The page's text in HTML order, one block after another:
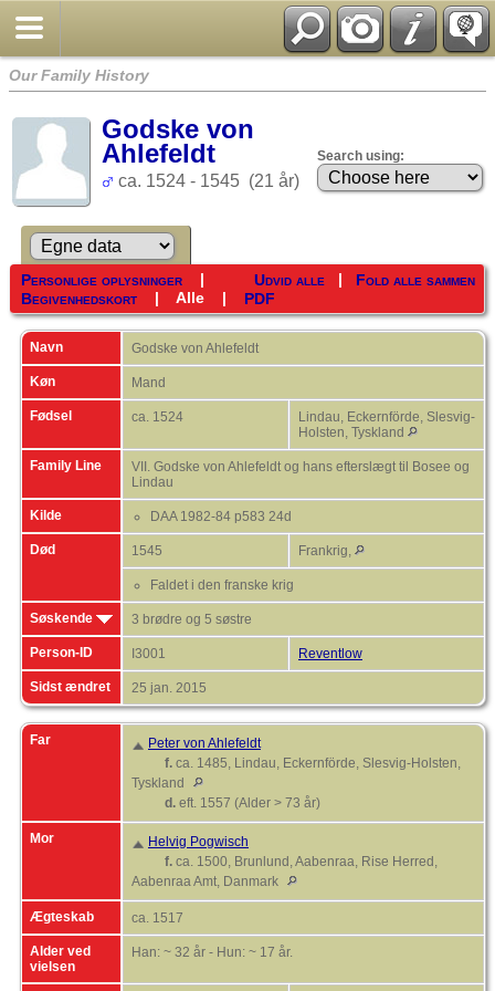
Our Family History
Godske von
Ahlefeldt
ca. 1524 - 1545 (21 år)
Search using:
Udvid alle | Fold alle sammen
Personlige oplysninger|
Begivenhedskort| Alle| PDF
Navn Godske von Ahlefeldt
Køn Mand
Fødsel ca. 1524
Lindau, Eckernförde, Slesvig-
Holsten, Tyskland
Family Line
VII. Godske von Ahlefeldt og hans efterslægt til Bosee og
Lindau
Kilde DAA 1982-84 p583 24d
Død 1545 Frankrig,
Faldet i den franske krig
Søskende 3 brødre og 5 søstre
Person-ID I3001 Reventlow
Sidst ændret 25 jan. 2015
Far
Peter von Ahlefeldt
f. ca. 1485, Lindau, Eckernförde, Slesvig-Holsten,
Tyskland
d. eft. 1557 (Alder > 73 år)
Mor
Helvig Pogwisch
f. ca. 1500, Brunlund, Aabenraa, Rise Herred,
Aabenraa Amt, Danmark
Ægteskab ca. 1517
Alder ved
vielsen
Han: ~ 32 år - Hun: ~ 17 år.